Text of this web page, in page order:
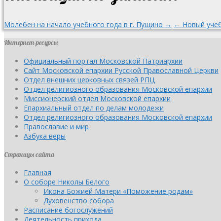
Молебен на начало учебного года в г. Пущино → ← Новый
Интернет-ресурсы
Официальный портал Московской Патриархии
Сайт Московской епархии Русской Православной Церкви
Отдел внешних церковных связей РПЦ
Отдел религиозного образования Московской епархии
Миссионерский отдел Московской епархии
Епархиальный отдел по делам молодежи
Отдел религиозного образования Московской епархии
Православие и мир
Азбука веры
Страницы сайта
Главная
О соборе Николы Белого
Икона Божией Матери «Поможение родам»
Духовенство собора
Расписание богослужений